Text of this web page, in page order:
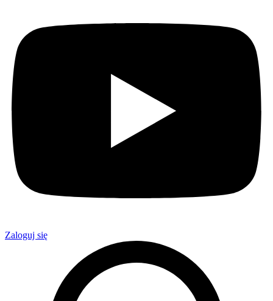
Zaloguj się